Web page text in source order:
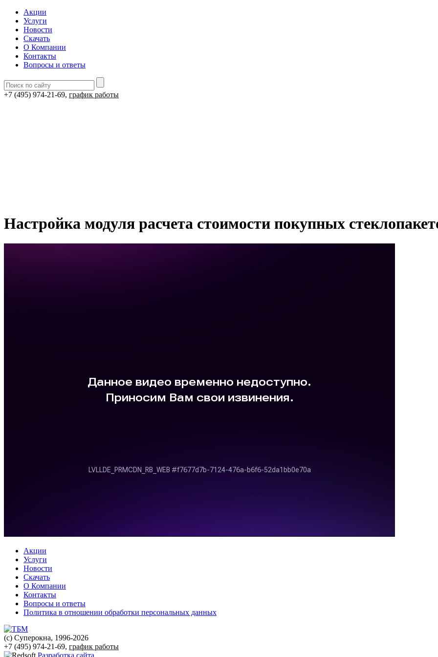
Акции
Услуги
Новости
Скачать
О Компании
Контакты
Вопросы и ответы
+7 (495) 974-21-69, график работы
Настройка модуля расчета стоимости покупных
Акции
Услуги
Новости
Скачать
О Компании
Контакты
Вопросы и ответы
Политика в отношении обработки персональных данных
(с) Суперокна, 1996-2026
+7 (495) 974-21-69, график работы
Разработка сайта